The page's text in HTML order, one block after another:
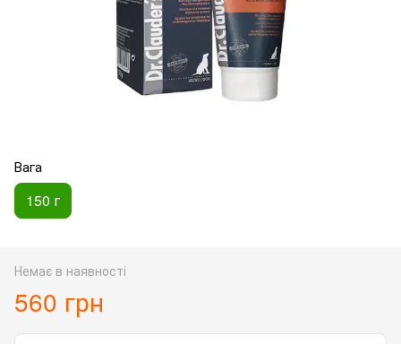
Вага
150 г
Немає в наявності
560 грн